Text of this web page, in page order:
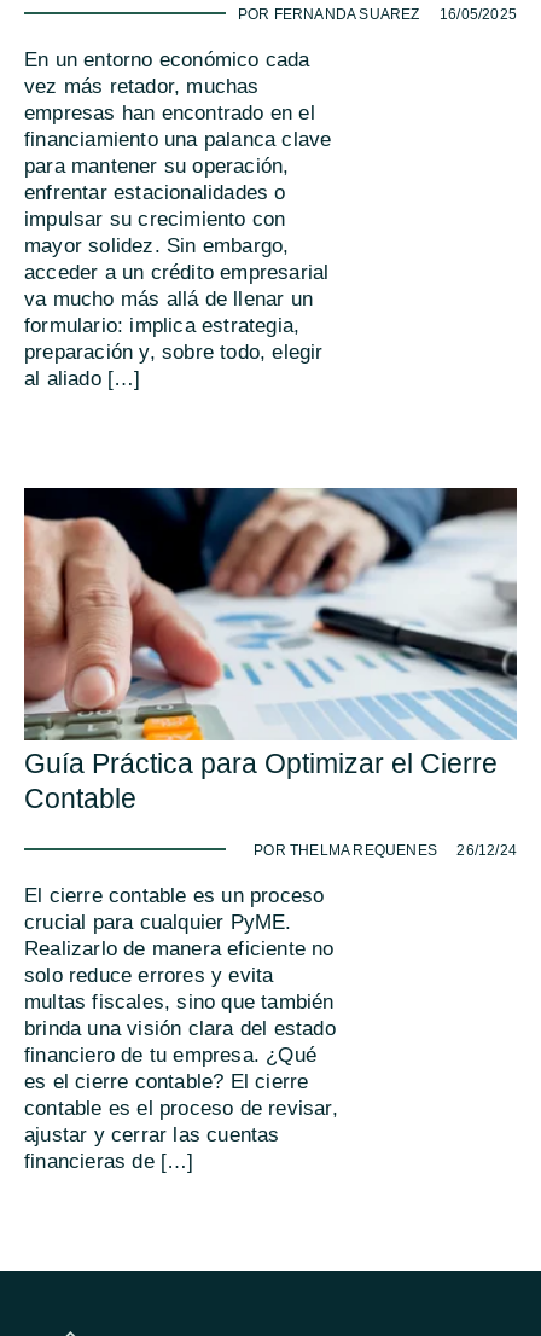
- POR FERNANDA SUAREZ 16/05/2025
En un entorno económico cada
vez más retador, muchas
empresas han encontrado en el
financiamiento una palanca clave
para mantener su operación,
enfrentar estacionalidades o
impulsar su crecimiento con
mayor solidez. Sin embargo,
acceder a un crédito empresarial
va mucho más allá de llenar un
formulario: implica estrategia,
preparación y, sobre todo, elegir
al aliado […]
Guía Práctica para Optimizar el Cierre
Contable
- POR THELMA REQUENES 26/12/24
El cierre contable es un proceso
crucial para cualquier PyME.
Realizarlo de manera eficiente no
solo reduce errores y evita
multas fiscales, sino que también
brinda una visión clara del estado
financiero de tu empresa. ¿Qué
es el cierre contable? El cierre
contable es el proceso de revisar,
ajustar y cerrar las cuentas
financieras de […]